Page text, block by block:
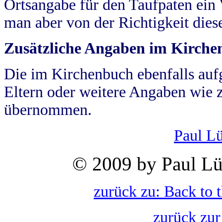
Ortsangabe für den Taufpaten
man aber von der Richtigkeit
Zusätzliche Angaben im
Die im Kirchenbuch ebenfalls
Eltern oder weitere Angaben wie
übernommen.
Paul
© 2009 by Paul
zurück zu: Back to
zurück